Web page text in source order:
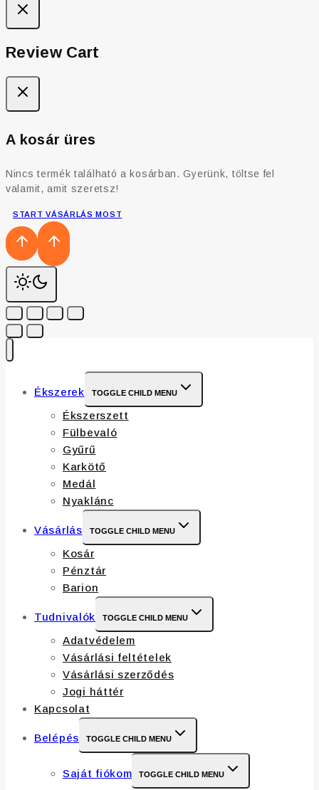
Review Cart
A kosár üres
Nincs termék található a kosárban. Gyerünk, töltse fel
valamit, amit szeretsz!
START VÁSÁRLÁS MOST
Ékszerek TOGGLE CHILD MENU
Ékszerszett
Fülbevaló
Gyűrű
Karkötő
Medál
Nyaklánc
Vásárlás TOGGLE CHILD MENU
Kosár
Pénztár
Barion
Tudnivalók TOGGLE CHILD MENU
Adatvédelem
Vásárlási feltételek
Vásárlási szerződés
Jogi háttér
Kapcsolat
Belépés TOGGLE CHILD MENU
Saját fiókom TOGGLE CHILD MENU